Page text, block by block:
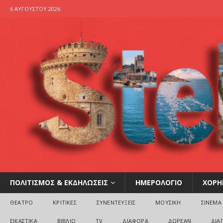
6 ΑΥΓΟΎΣΤΟΥ 2026
ΠΟΛΙΤΙΣΜΟΣ & ΕΚΔΗΛΩΣΕΙΣ ΗΜΕΡΟΛΟΓΙΟ
ΘΕΑΤΡΟ ΚΡΙΤΙΚΕΣ ΣΥΝΕΝΤΕΥΞΕΙΣ ΜΟΥΣΙΚΗ ΣΙΝΕΜΑ
ΕΙΚΑΣΤΙΚΑ ΒΙΒΛΙΟ TV ΔΙΑΦΟΡΑ ΔΩΡΕΑΝ